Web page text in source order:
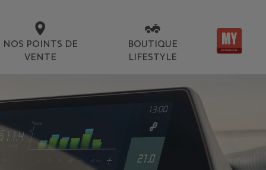
NOS POINTS DE
VENTE
BOUTIQUE
LIFESTYLE